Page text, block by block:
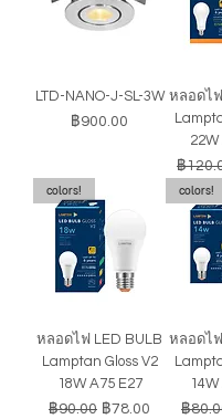
LTD-NANO-J-SL-3W
ราคา
฿900.00
หลอดไฟ
22W
ราคาป
฿
colors!
หลอดไฟ LED BULB
Lamptan Gloss V2
18W A75 E27
ราคาปกติ
฿90.00 ราคาขายลด
฿78.00
colors!
หลอดไฟ
ราคา
฿